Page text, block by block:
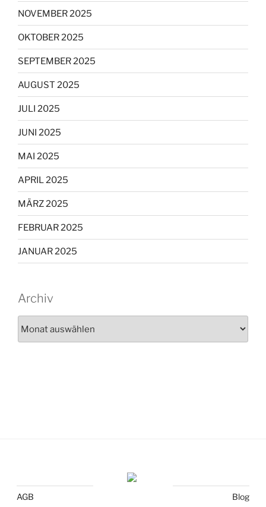
NOVEMBER 2025
OKTOBER 2025
SEPTEMBER 2025
AUGUST 2025
JULI 2025
JUNI 2025
MAI 2025
APRIL 2025
MÄRZ 2025
FEBRUAR 2025
JANUAR 2025
Archiv
AGB Blog